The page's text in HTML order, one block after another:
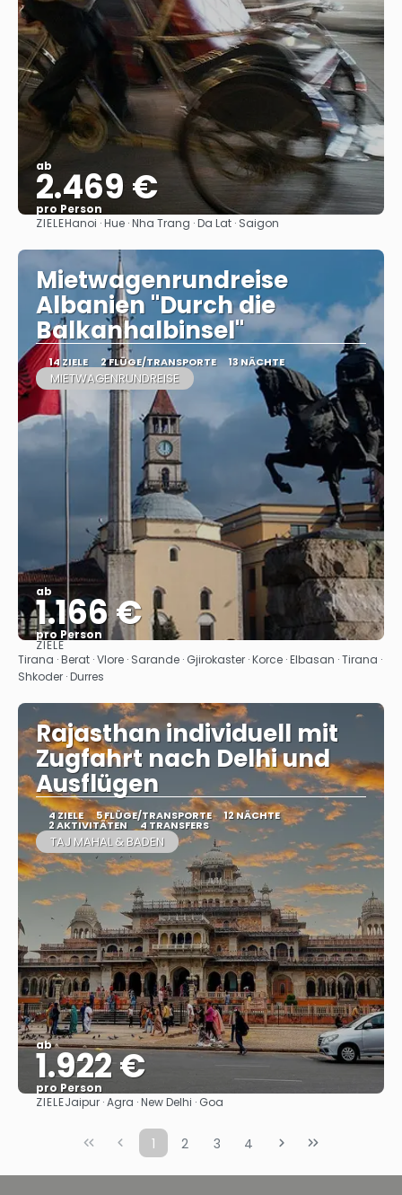
ab
2.469 €
pro Person
Sehen
ZIELEHanoi · Hue · Nha Trang · Da Lat · Saigon
Mietwagenrundreise
Albanien "Durch die
Balkanhalbinsel"
14 ZIELE 2 FLÜGE/TRANSPORTE 13 NÄCHTE
MIETWAGENRUNDREISE
ab
1.166 €
pro Person
Sehen
ZIELE
Tirana · Berat · Vlore · Sarande · Gjirokaster · Korce · Elbasan · Tirana ·
Shkoder · Durres
Rajasthan individuell mit
Zugfahrt nach Delhi und
Ausflügen
4 ZIELE 5 FLÜGE/TRANSPORTE 12 NÄCHTE
2 AKTIVITÄTEN 4 TRANSFERS
TAJ MAHAL & BADEN
ab
1.922 €
pro Person
Sehen
ZIELEJaipur · Agra · New Delhi · Goa
1 2 3 4